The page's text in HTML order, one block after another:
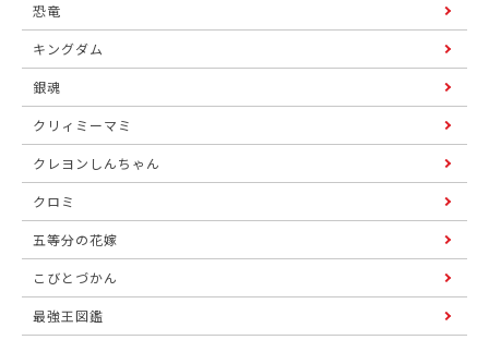
恐竜
キングダム
銀魂
クリィミーマミ
クレヨンしんちゃん
クロミ
五等分の花嫁
こびとづかん
最強王図鑑